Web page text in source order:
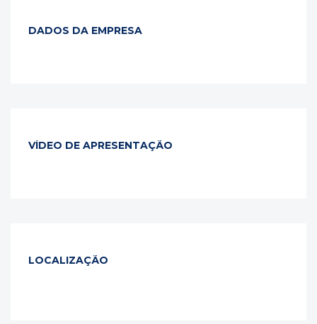
DADOS DA EMPRESA
VÍDEO DE APRESENTAÇÃO
LOCALIZAÇÃO